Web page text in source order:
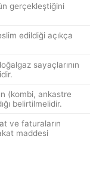
gerçekleştiğini
edildiği açıkça
sayaçlarının
(kombi, ankastre
belirtilmelidir.
ve faturaların
maddesi